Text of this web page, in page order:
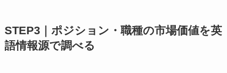
STEP3｜ポジション・職種の市場価値を英
語情報源で調べる